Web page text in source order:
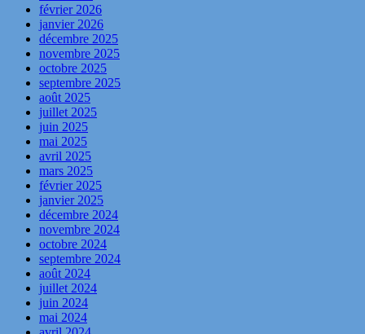
février 2026
janvier 2026
décembre 2025
novembre 2025
octobre 2025
septembre 2025
août 2025
juillet 2025
juin 2025
mai 2025
avril 2025
mars 2025
février 2025
janvier 2025
décembre 2024
novembre 2024
octobre 2024
septembre 2024
août 2024
juillet 2024
juin 2024
mai 2024